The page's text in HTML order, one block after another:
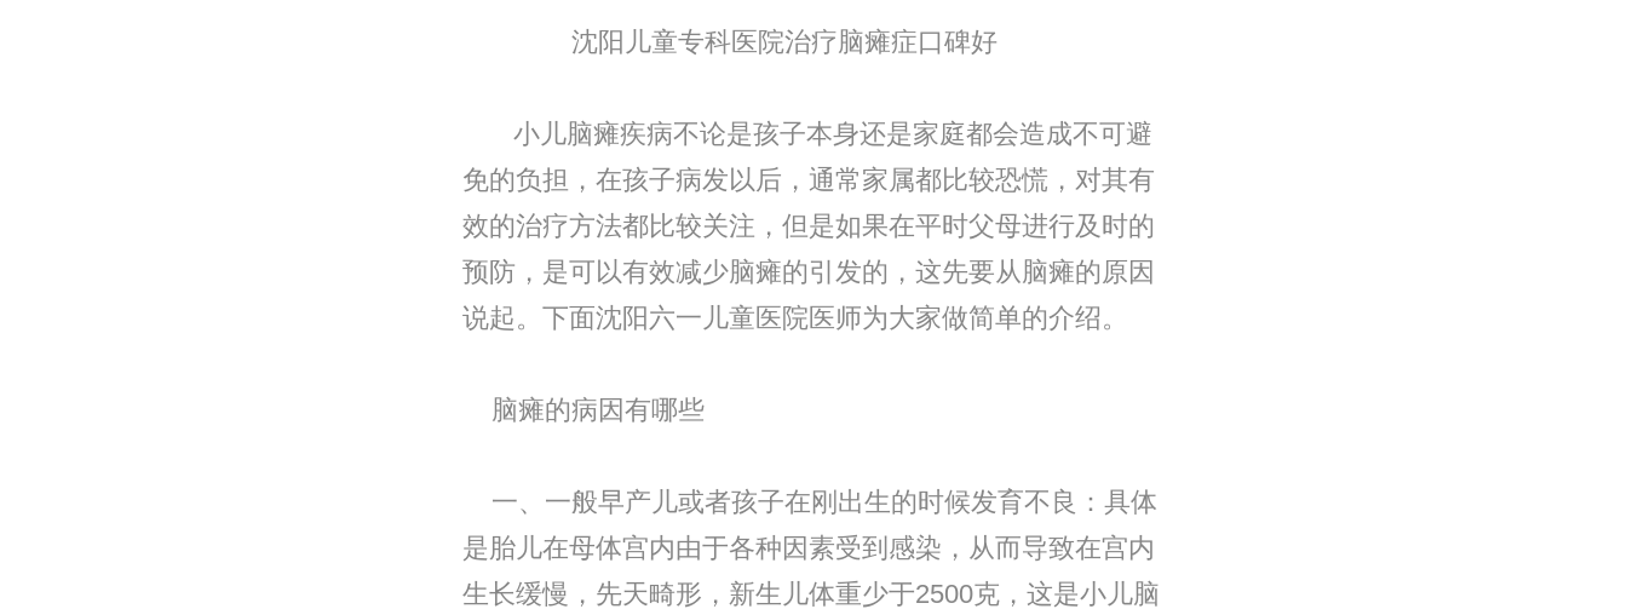
沈阳儿童专科医院治疗脑瘫症口碑好
小儿脑瘫疾病不论是孩子本身还是家庭都会造成不可避
免的负担，在孩子病发以后，通常家属都比较恐慌，对其有
效的治疗方法都比较关注，但是如果在平时父母进行及时的
预防，是可以有效减少脑瘫的引发的，这先要从脑瘫的原因
说起。下面沈阳六一儿童医院医师为大家做简单的介绍。
脑瘫的病因有哪些
一、一般早产儿或者孩子在刚出生的时候发育不良：具体
是胎儿在母体宫内由于各种因素受到感染，从而导致在宫内
生长缓慢，先天畸形，新生儿体重少于2500克，这是小儿脑